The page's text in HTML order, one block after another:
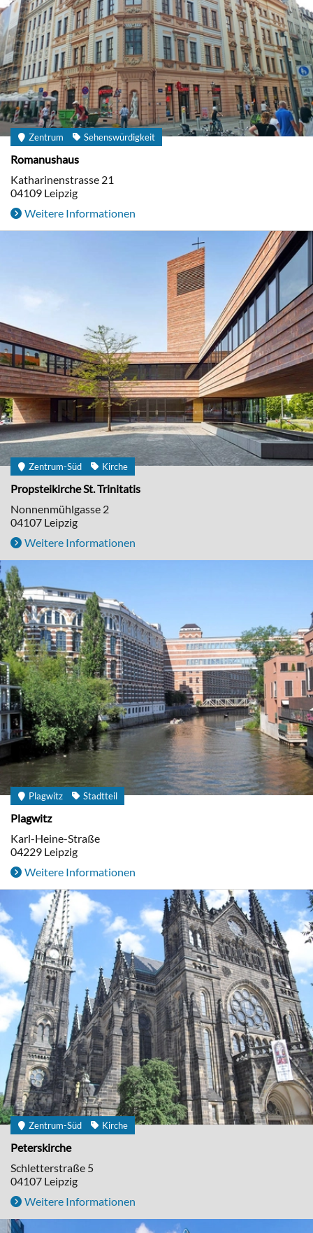
Zentrum Sehenswürdigkeit
Romanushaus
Katharinenstrasse 21
04109 Leipzig
Weitere Informationen
Zentrum-Süd Kirche
Propsteikirche St. Trinitatis
Nonnenmühlgasse 2
04107 Leipzig
Weitere Informationen
Plagwitz Stadtteil
Plagwitz
Karl-Heine-Straße
04229 Leipzig
Weitere Informationen
Zentrum-Süd Kirche
Peterskirche
Schletterstraße 5
04107 Leipzig
Weitere Informationen